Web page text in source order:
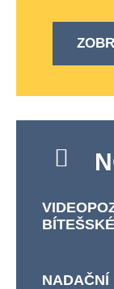
NADAČNÍ